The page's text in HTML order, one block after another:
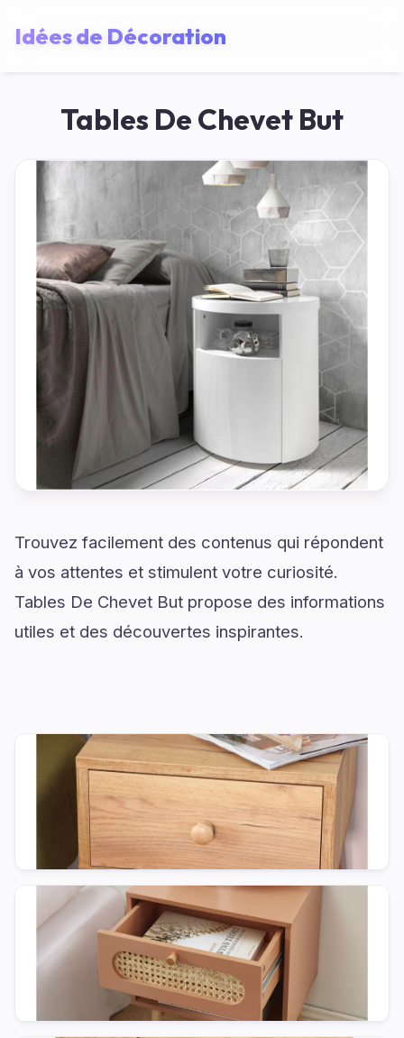
Idées de Décoration
Tables De Chevet But
Trouvez facilement des contenus qui répondent
à vos attentes et stimulent votre curiosité.
Tables De Chevet But propose des informations
utiles et des découvertes inspirantes.